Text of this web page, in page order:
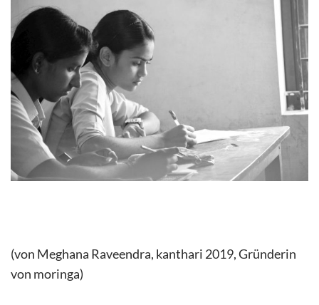
(von Meghana Raveendra, kanthari 2019, Gründerin
von moringa)